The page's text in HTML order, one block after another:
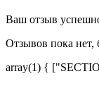
Ваш отзыв
Отзывов пока нет,
array(1) {